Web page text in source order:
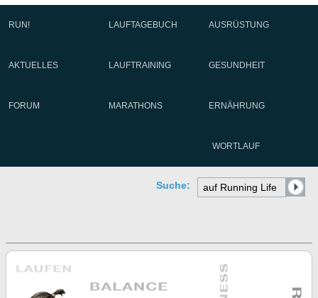
RUN! LAUFTAGEBUCH AUSRÜSTUNG
AKTUELLES LAUFTRAINING GESUNDHEIT
FORUM MARATHONS ERNÄHRUNG
WORTLAUF
Suche: